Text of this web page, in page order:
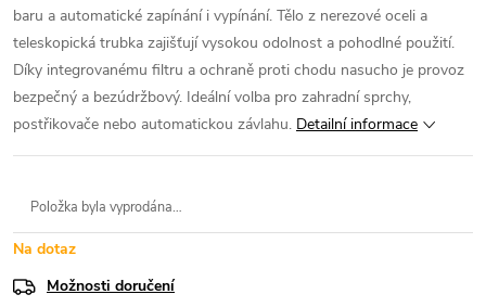
baru a automatické zapínání i vypínání. Tělo z nerezové oceli a
teleskopická trubka zajišťují vysokou odolnost a pohodlné použití.
Díky integrovanému filtru a ochraně proti chodu nasucho je provoz
bezpečný a bezúdržbový. Ideální volba pro zahradní sprchy,
postřikovače nebo automatickou závlahu. Detailní informace
Položka byla vyprodána…
Na dotaz
Možnosti doručení